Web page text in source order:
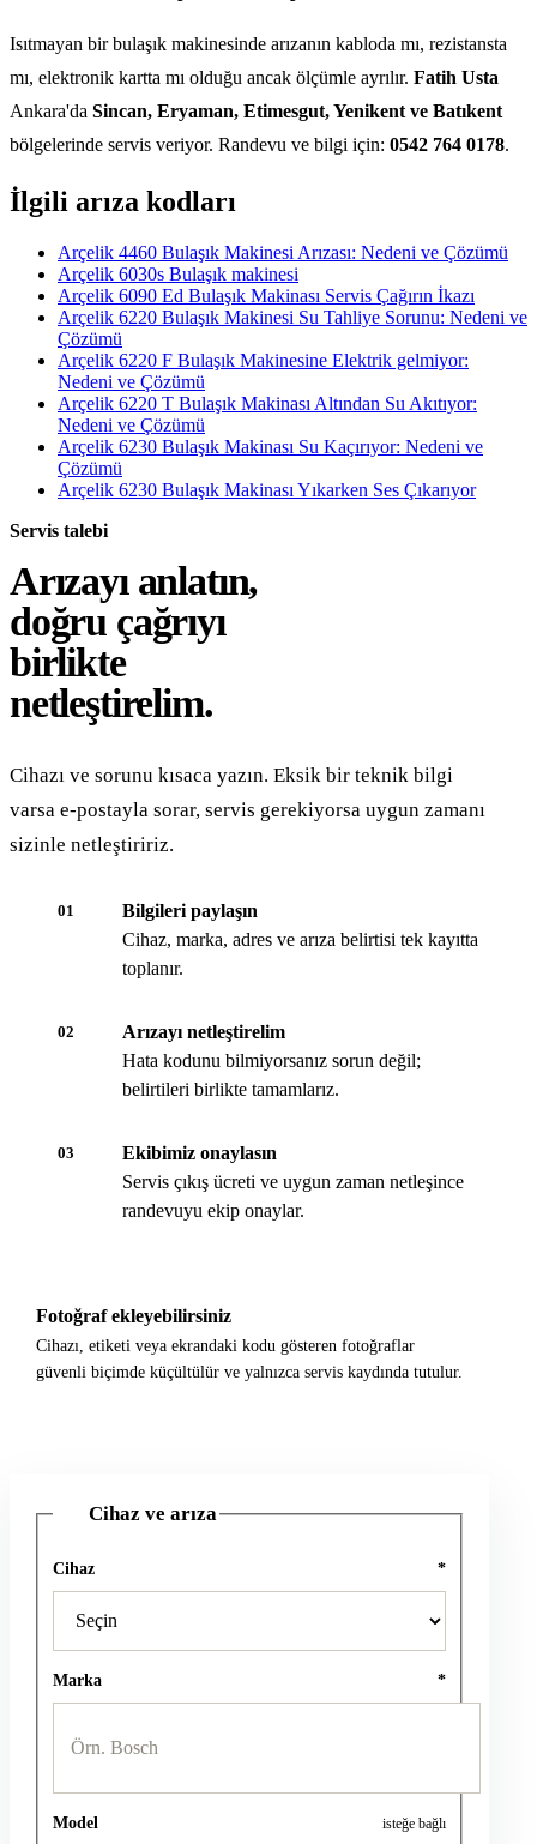
Isıtmayan bir bulaşık makinesinde arızanın kabloda mı, rezistansta
mı, elektronik kartta mı olduğu ancak ölçümle ayrılır. Fatih Usta
Ankara'da Sincan, Eryaman, Etimesgut, Yenikent ve Batıkent
bölgelerinde servis veriyor. Randevu ve bilgi için: 0542 764 0178.
İlgili arıza kodları
Arçelik 4460 Bulaşık Makinesi Arızası: Nedeni ve Çözümü
Arçelik 6030s Bulaşık makinesi
Arçelik 6090 Ed Bulaşık Makinası Servis Çağırın İkazı
Arçelik 6220 Bulaşık Makinesi Su Tahliye Sorunu: Nedeni ve
Çözümü
Arçelik 6220 F Bulaşık Makinesine Elektrik gelmiyor:
Nedeni ve Çözümü
Arçelik 6220 T Bulaşık Makinası Altından Su Akıtıyor:
Nedeni ve Çözümü
Arçelik 6230 Bulaşık Makinası Su Kaçırıyor: Nedeni ve
Çözümü
Arçelik 6230 Bulaşık Makinası Yıkarken Ses Çıkarıyor
Servis talebi
Arızayı anlatın,
doğru çağrıyı
birlikte
netleştirelim.
Cihazı ve sorunu kısaca yazın. Eksik bir teknik bilgi
varsa e-postayla sorar, servis gerekiyorsa uygun zamanı
sizinle netleştiririz.
01
Bilgileri paylaşın
Cihaz, marka, adres ve arıza belirtisi tek kayıtta
toplanır.
02
Arızayı netleştirelim
Hata kodunu bilmiyorsanız sorun değil;
belirtileri birlikte tamamlarız.
03
Ekibimiz onaylasın
Servis çıkış ücreti ve uygun zaman netleşince
randevuyu ekip onaylar.
Fotoğraf ekleyebilirsiniz
Cihazı, etiketi veya ekrandaki kodu gösteren fotoğraflar
güvenli biçimde küçültülür ve yalnızca servis kaydında tutulur.
Cihaz ve arıza
Cihaz *
Marka *
Model isteğe bağlı